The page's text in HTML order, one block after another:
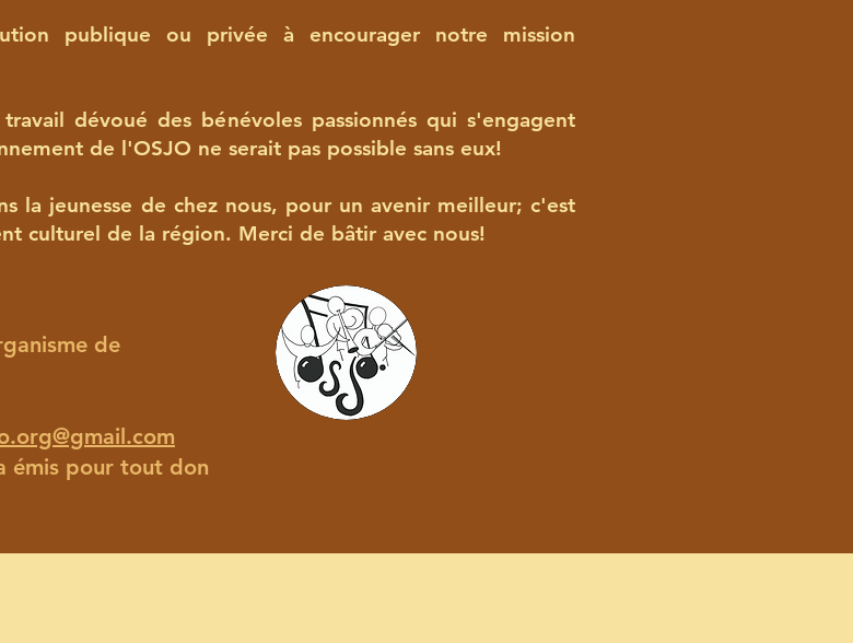
publique ou privée à encourager notre mission
dévoué des bénévoles passionnés qui s'engagent
de l'OSJO ne serait pas possible sans eux!
la jeunesse de chez nous, pour un avenir meilleur; c'est
culturel de la région. Merci de bâtir avec nous!
de
émis pour tout don